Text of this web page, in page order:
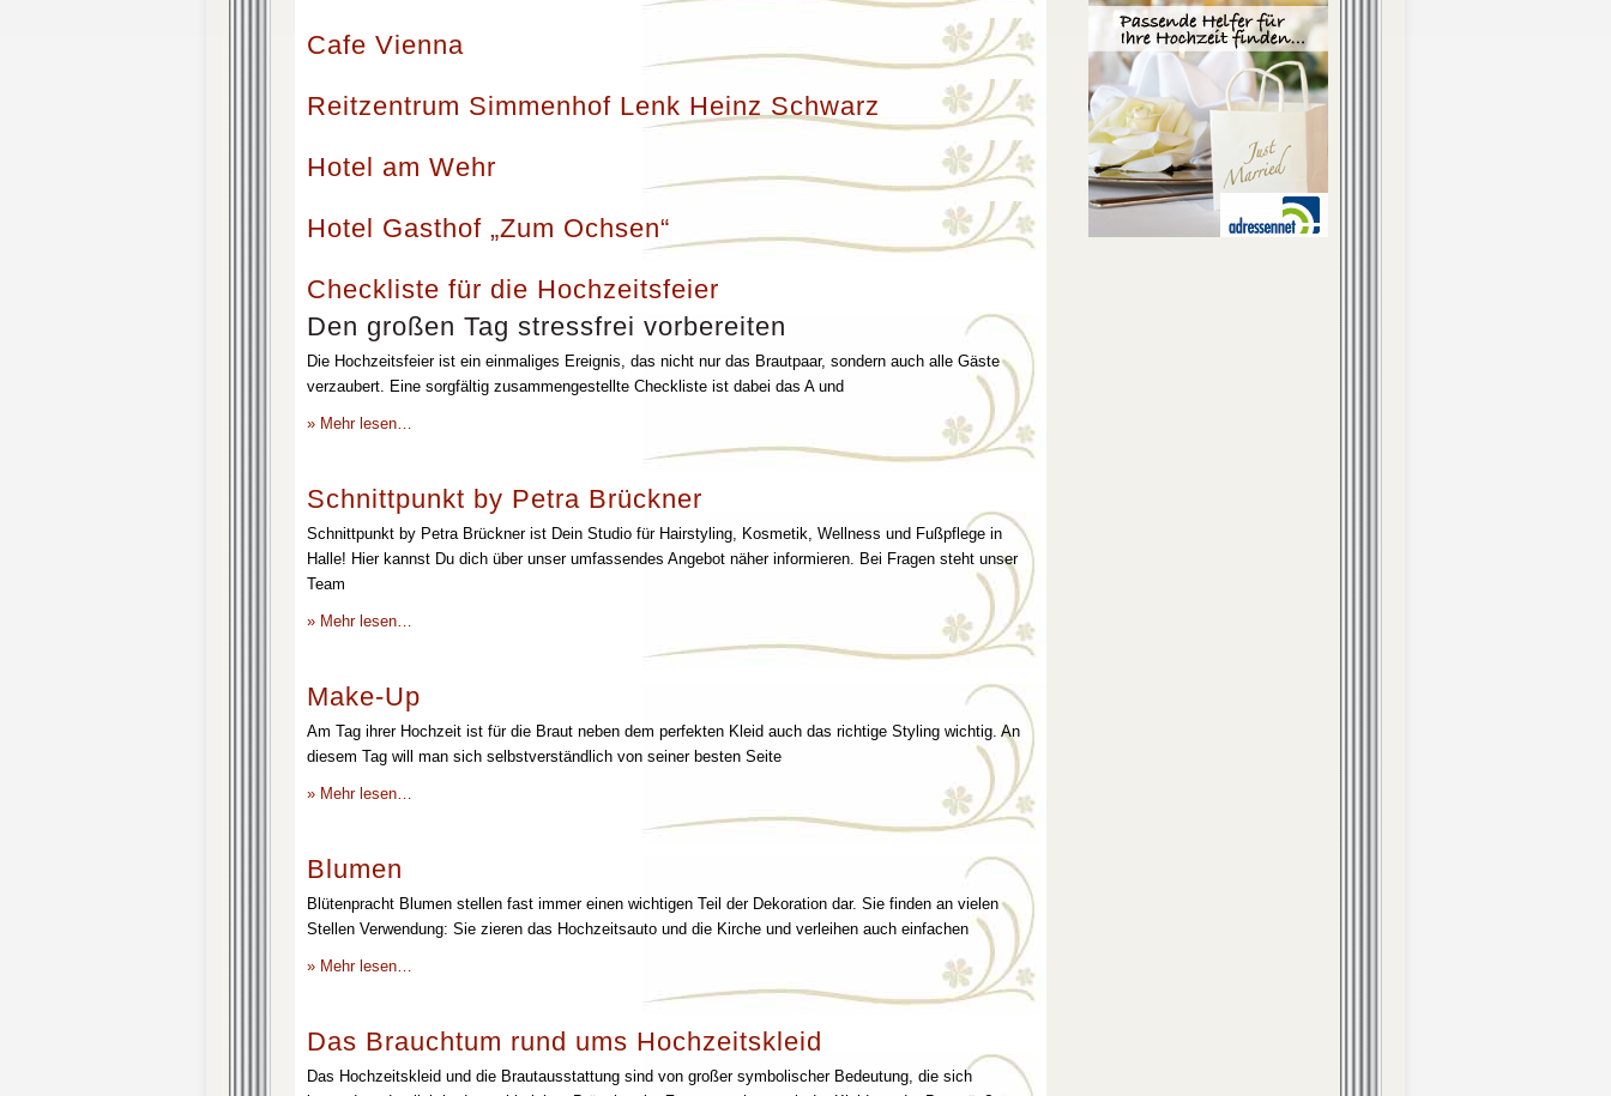
Cafe Vienna
Reitzentrum Simmenhof Lenk Heinz Schwarz
Hotel am Wehr
Hotel Gasthof „Zum Ochsen“
Checkliste für die Hochzeitsfeier
Den großen Tag stressfrei vorbereiten
Die Hochzeitsfeier ist ein einmaliges Ereignis, das nicht nur das Brautpaar, sondern auch alle Gäste
verzaubert. Eine sorgfältig zusammengestellte Checkliste ist dabei das A und
» Mehr lesen…
Schnittpunkt by Petra Brückner
Schnittpunkt by Petra Brückner ist Dein Studio für Hairstyling, Kosmetik, Wellness und Fußpflege in
Halle! Hier kannst Du dich über unser umfassendes Angebot näher informieren. Bei Fragen steht unser
Team
» Mehr lesen…
Make-Up
Am Tag ihrer Hochzeit ist für die Braut neben dem perfekten Kleid auch das richtige Styling wichtig. An
diesem Tag will man sich selbstverständlich von seiner besten Seite
» Mehr lesen…
Blumen
Blütenpracht Blumen stellen fast immer einen wichtigen Teil der Dekoration dar. Sie finden an vielen
Stellen Verwendung: Sie zieren das Hochzeitsauto und die Kirche und verleihen auch einfachen
» Mehr lesen…
Das Brauchtum rund ums Hochzeitskleid
Das Hochzeitskleid und die Brautausstattung sind von großer symbolischer Bedeutung, die sich